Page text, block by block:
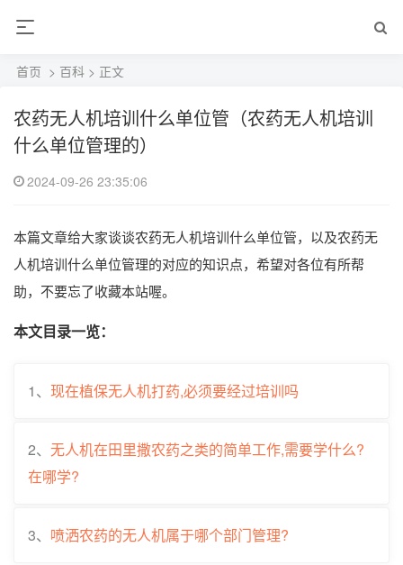
首页 > 百科 > 正文
农药无人机培训什么单位管（农药无人机培训
什么单位管理的）
2024-09-26 23:35:06
本篇文章给大家谈谈农药无人机培训什么单位管，以及农药无
人机培训什么单位管理的对应的知识点，希望对各位有所帮
助，不要忘了收藏本站喔。
本文目录一览：
1、 现在植保无人机打药,必须要经过培训吗
2、 无人机在田里撒农药之类的简单工作,需要学什么?
在哪学?
3、 喷洒农药的无人机属于哪个部门管理?